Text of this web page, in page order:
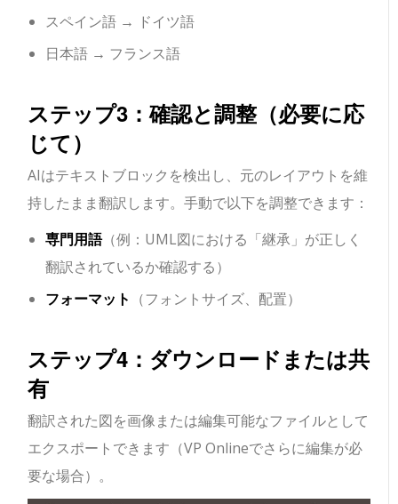
スペイン語 → ドイツ語
日本語 → フランス語
ステップ3：確認と調整（必要に応
じて）
AIはテキストブロックを検出し、元のレイアウトを維
持したまま翻訳します。手動で以下を調整できます：
専門用語（例：UML図における「継承」が正しく
翻訳されているか確認する）
フォーマット （フォントサイズ、配置）
ステップ4：ダウンロードまたは共
有
翻訳された図を画像または編集可能なファイルとして
エクスポートできます（VP Onlineでさらに編集が必
要な場合）。